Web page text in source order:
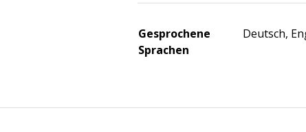
Gesprochene
Sprachen
Deutsch,